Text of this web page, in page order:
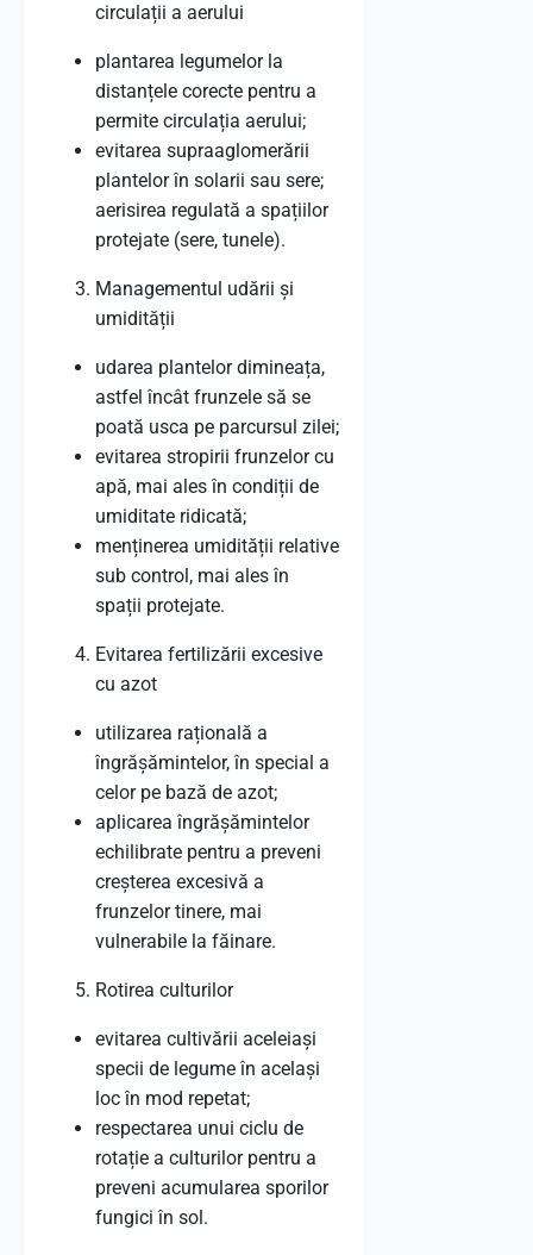
circulații a aerului
plantarea legumelor la
distanțele corecte pentru a
permite circulația aerului;
evitarea supraaglomerării
plantelor în solarii sau sere;
aerisirea regulată a spațiilor
protejate (sere, tunele).
Managementul udării și
umidității
udarea plantelor dimineața,
astfel încât frunzele să se
poată usca pe parcursul zilei;
evitarea stropirii frunzelor cu
apă, mai ales în condiții de
umiditate ridicată;
menținerea umidității relative
sub control, mai ales în
spații protejate.
Evitarea fertilizării excesive
cu azot
utilizarea rațională a
îngrășămintelor, în special a
celor pe bază de azot;
aplicarea îngrășămintelor
echilibrate pentru a preveni
creșterea excesivă a
frunzelor tinere, mai
vulnerabile la făinare.
Rotirea culturilor
evitarea cultivării aceleiași
specii de legume în același
loc în mod repetat;
respectarea unui ciclu de
rotație a culturilor pentru a
preveni acumularea sporilor
fungici în sol.